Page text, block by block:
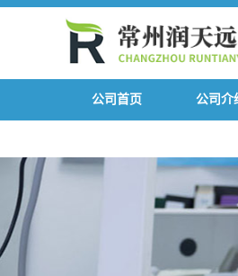
公司首页 公司介